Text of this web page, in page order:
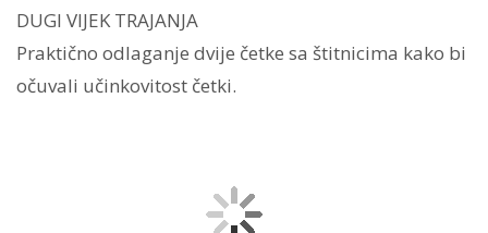
DUGI VIJEK TRAJANJA
Praktično odlaganje dvije četke sa štitnicima kako bi
očuvali učinkovitost četki.